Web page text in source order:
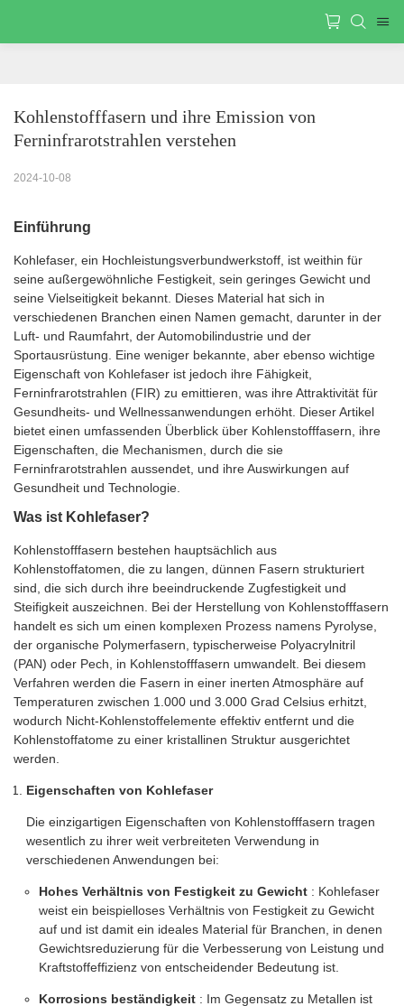
Kohlenstofffasern und ihre Emission von
Ferninfrarotstrahlen verstehen
2024-10-08
Einführung
Kohlefaser, ein Hochleistungsverbundwerkstoff, ist weithin für
seine außergewöhnliche Festigkeit, sein geringes Gewicht und
seine Vielseitigkeit bekannt. Dieses Material hat sich in
verschiedenen Branchen einen Namen gemacht, darunter in der
Luft- und Raumfahrt, der Automobilindustrie und der
Sportausrüstung. Eine weniger bekannte, aber ebenso wichtige
Eigenschaft von Kohlefaser ist jedoch ihre Fähigkeit,
Ferninfrarotstrahlen (FIR) zu emittieren, was ihre Attraktivität für
Gesundheits- und Wellnessanwendungen erhöht. Dieser Artikel
bietet einen umfassenden Überblick über Kohlenstofffasern, ihre
Eigenschaften, die Mechanismen, durch die sie
Ferninfrarotstrahlen aussendet, und ihre Auswirkungen auf
Gesundheit und Technologie.
Was ist Kohlefaser?
Kohlenstofffasern bestehen hauptsächlich aus
Kohlenstoffatomen, die zu langen, dünnen Fasern strukturiert
sind, die sich durch ihre beeindruckende Zugfestigkeit und
Steifigkeit auszeichnen. Bei der Herstellung von Kohlenstofffasern
handelt es sich um einen komplexen Prozess namens Pyrolyse,
der organische Polymerfasern, typischerweise Polyacrylnitril
(PAN) oder Pech, in Kohlenstofffasern umwandelt. Bei diesem
Verfahren werden die Fasern in einer inerten Atmosphäre auf
Temperaturen zwischen 1.000 und 3.000 Grad Celsius erhitzt,
wodurch Nicht-Kohlenstoffelemente effektiv entfernt und die
Kohlenstoffatome zu einer kristallinen Struktur ausgerichtet
werden.
Eigenschaften von Kohlefaser
Die einzigartigen Eigenschaften von Kohlenstofffasern tragen
wesentlich zu ihrer weit verbreiteten Verwendung in
verschiedenen Anwendungen bei:
Hohes Verhältnis von Festigkeit zu Gewicht : Kohlefaser
weist ein beispielloses Verhältnis von Festigkeit zu Gewicht
auf und ist damit ein ideales Material für Branchen, in denen
Gewichtsreduzierung für die Verbesserung von Leistung und
Kraftstoffeffizienz von entscheidender Bedeutung ist.
Korrosions beständigkeit : Im Gegensatz zu Metallen ist